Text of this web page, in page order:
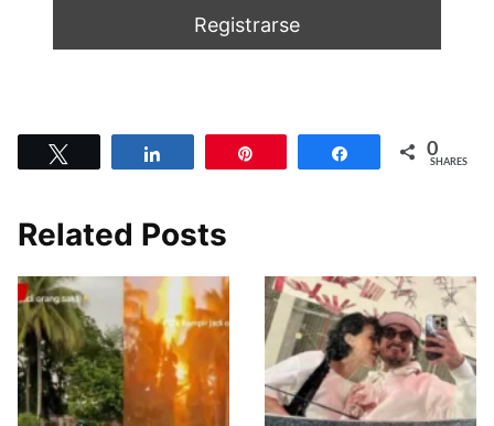
Share 0
SHARES
Related Posts